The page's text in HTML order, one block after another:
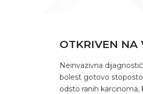
OTKRIVEN NA
Neinvazivna
bolest gotovo
odsto ranih